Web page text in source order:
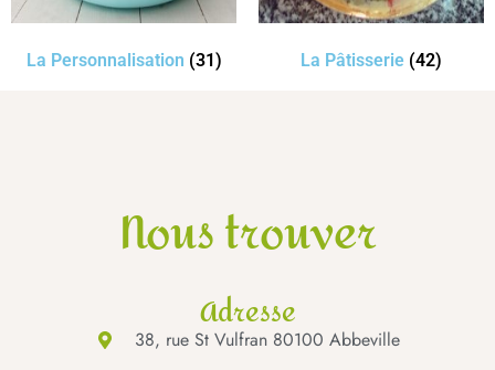
La Personnalisation (31) La Pâtisserie (42)
Nous trouver
Adresse
38, rue St Vulfran 80100 Abbeville